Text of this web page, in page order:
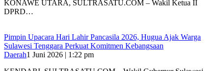
KONAWE UTARA, SULTRASATU.COM – Wakil Ketua II
DPRD…
Pimpin Upacara Hari Lahir Pancasila 2026, Hugua Ajak Warga
Sulawesi Tenggara Perkuat Komitmen Kebangsaan
Daerah1 Juni 2026 | 1:22 pm